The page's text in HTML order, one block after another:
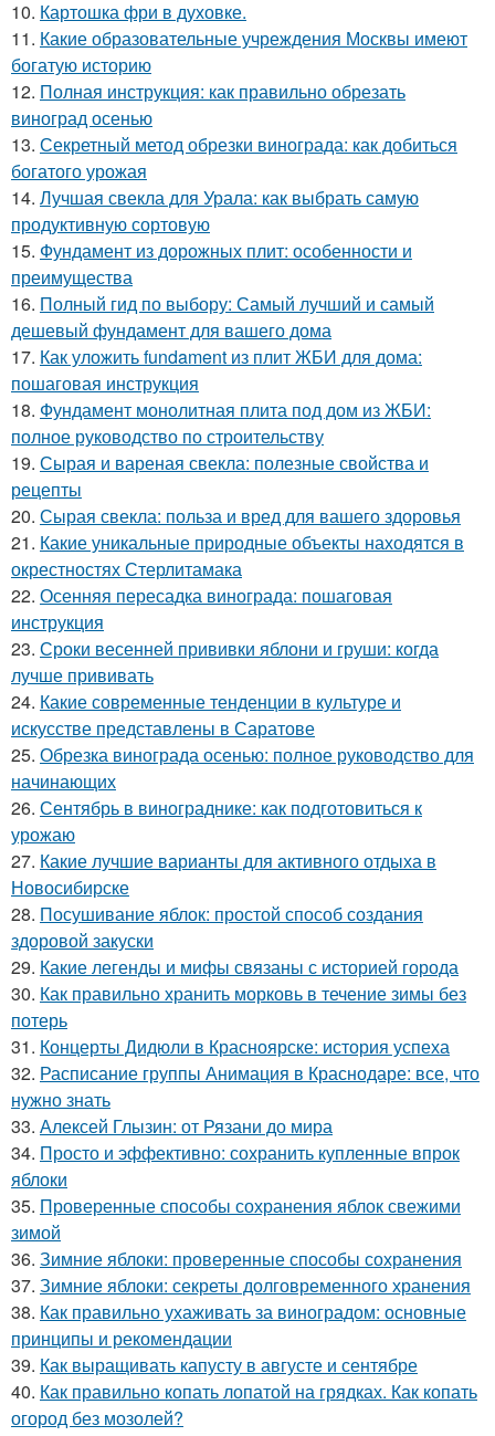
10. Картошка фри в духовке.
11. Какие образовательные учреждения Москвы имеют
богатую историю
12. Полная инструкция: как правильно обрезать
виноград осенью
13. Секретный метод обрезки винограда: как добиться
богатого урожая
14. Лучшая свекла для Урала: как выбрать самую
продуктивную сортовую
15. Фундамент из дорожных плит: особенности и
преимущества
16. Полный гид по выбору: Самый лучший и самый
дешевый фундамент для вашего дома
17. Как уложить fundament из плит ЖБИ для дома:
пошаговая инструкция
18. Фундамент монолитная плита под дом из ЖБИ:
полное руководство по строительству
19. Сырая и вареная свекла: полезные свойства и
рецепты
20. Сырая свекла: польза и вред для вашего здоровья
21. Какие уникальные природные объекты находятся в
окрестностях Стерлитамака
22. Осенняя пересадка винограда: пошаговая
инструкция
23. Сроки весенней прививки яблони и груши: когда
лучше прививать
24. Какие современные тенденции в культуре и
искусстве представлены в Саратове
25. Обрезка винограда осенью: полное руководство для
начинающих
26. Сентябрь в винограднике: как подготовиться к
урожаю
27. Какие лучшие варианты для активного отдыха в
Новосибирске
28. Посушивание яблок: простой способ создания
здоровой закуски
29. Какие легенды и мифы связаны с историей города
30. Как правильно хранить морковь в течение зимы без
потерь
31. Концерты Дидюли в Красноярске: история успеха
32. Расписание группы Анимация в Краснодаре: все, что
нужно знать
33. Алексей Глызин: от Рязани до мира
34. Просто и эффективно: сохранить купленные впрок
яблоки
35. Проверенные способы сохранения яблок свежими
зимой
36. Зимние яблоки: проверенные способы сохранения
37. Зимние яблоки: секреты долговременного хранения
38. Как правильно ухаживать за виноградом: основные
принципы и рекомендации
39. Как выращивать капусту в августе и сентябре
40. Как правильно копать лопатой на грядках. Как копать
огород без мозолей?